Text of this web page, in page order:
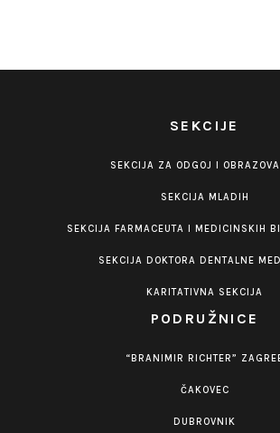
SEKCIJE
SEKCIJA ZA ODGOJ I
SEKCIJA MLADIH
SEKCIJA FARMACEUTA I MEDICINSKIH
SEKCIJA DOKTORA DENTALNE
KARITATIVNA SEKCIJA
PODRUŽNICE
“BRANIMIR RICHTER”
ČAKOVEC
DUBROVNIK